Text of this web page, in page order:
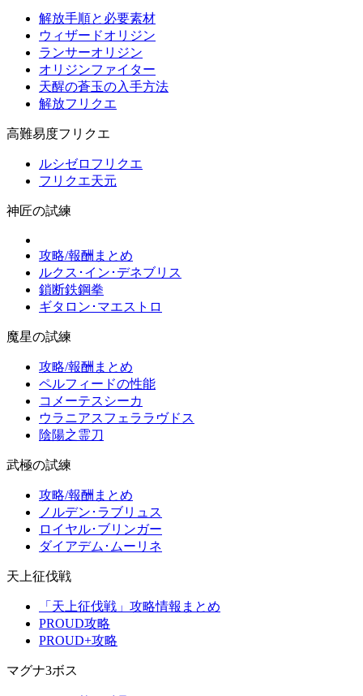
解放手順と必要素材
ウィザードオリジン
ランサーオリジン
オリジンファイター
天醒の蒼玉の入手方法
解放フリクエ
高難易度フリクエ
ルシゼロフリクエ
フリクエ天元
神匠の試練
攻略/報酬まとめ
ルクス･イン･デネブリス
鎖断鉄鋼拳
ギタロン･マエストロ
魔星の試練
攻略/報酬まとめ
ペルフィードの性能
コメーテスシーカ
ウラニアスフェララヴドス
陰陽之霊刀
武極の試練
攻略/報酬まとめ
ノルデン･ラブリュス
ロイヤル･ブリンガー
ダイアデム･ムーリネ
天上征伐戦
「天上征伐戦」攻略情報まとめ
PROUD攻略
PROUD+攻略
マグナ3ボス